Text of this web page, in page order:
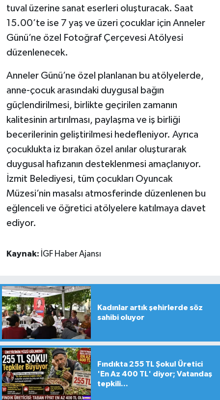
tuval üzerine sanat eserleri oluşturacak. Saat
15.00’te ise 7 yaş ve üzeri çocuklar için Anneler
Günü’ne özel Fotoğraf Çerçevesi Atölyesi
düzenlenecek.
Anneler Günü’ne özel planlanan bu atölyelerde,
anne-çocuk arasındaki duygusal bağın
güçlendirilmesi, birlikte geçirilen zamanın
kalitesinin artırılması, paylaşma ve iş birliği
becerilerinin geliştirilmesi hedefleniyor. Ayrıca
çocuklukta iz bırakan özel anılar oluşturarak
duygusal hafızanın desteklenmesi amaçlanıyor.
İzmit Belediyesi, tüm çocukları Oyuncak
Müzesi’nin masalsı atmosferinde düzenlenen bu
eğlenceli ve öğretici atölyelere katılmaya davet
ediyor.
Kaynak: İGF Haber Ajansı
Kadınlar artık şehirlerde söz
sahibi oluyor
Fındıkta 255 TL Şoku! Üretici
'En Az 400 TL' diyor; Vatandaş
tepkili...